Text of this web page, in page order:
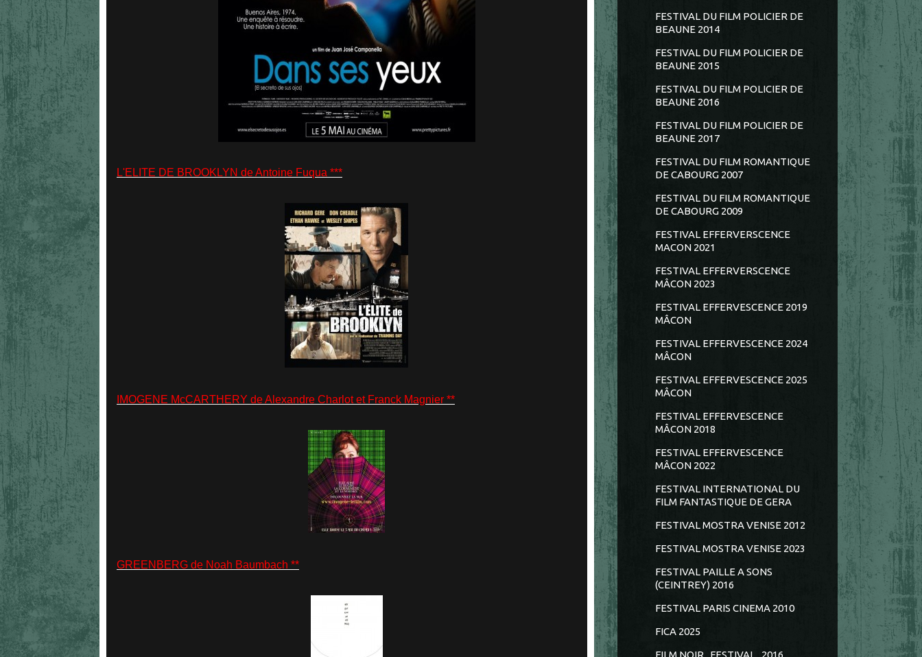
L'ELITE DE BROOKLYN de Antoine Fuqua ***
IMOGENE McCARTHERY de Alexandre Charlot et Franck Magnier **
GREENBERG de Noah Baumbach **
FESTIVAL DU FILM POLICIER DE
BEAUNE 2014
FESTIVAL DU FILM POLICIER DE
BEAUNE 2015
FESTIVAL DU FILM POLICIER DE
BEAUNE 2016
FESTIVAL DU FILM POLICIER DE
BEAUNE 2017
FESTIVAL DU FILM ROMANTIQUE
DE CABOURG 2007
FESTIVAL DU FILM ROMANTIQUE
DE CABOURG 2009
FESTIVAL EFFERVERSCENCE
MACON 2021
FESTIVAL EFFERVERSCENCE
MÂCON 2023
FESTIVAL EFFERVESCENCE 2019
MÂCON
FESTIVAL EFFERVESCENCE 2024
MÂCON
FESTIVAL EFFERVESCENCE 2025
MÂCON
FESTIVAL EFFERVESCENCE
MÂCON 2018
FESTIVAL EFFERVESCENCE
MÂCON 2022
FESTIVAL INTERNATIONAL DU
FILM FANTASTIQUE DE GERA
FESTIVAL MOSTRA VENISE 2012
FESTIVAL MOSTRA VENISE 2023
FESTIVAL PAILLE A SONS
(CEINTREY) 2016
FESTIVAL PARIS CINEMA 2010
FICA 2025